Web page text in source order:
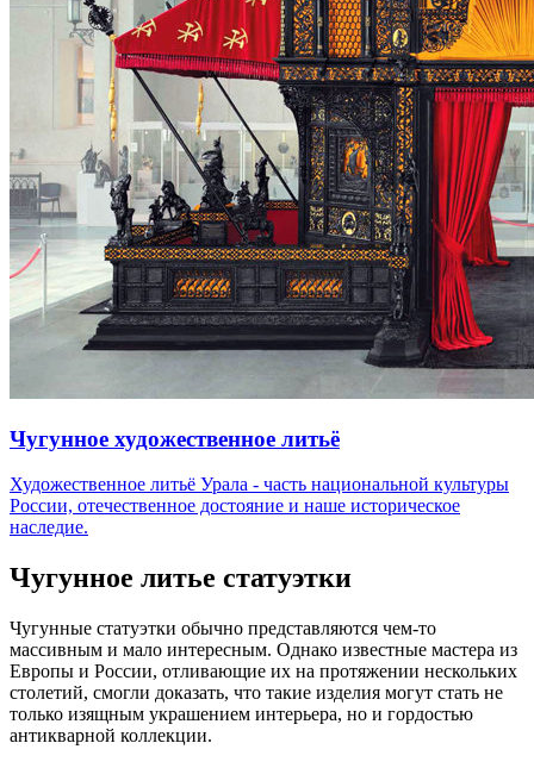
Чугунное художественное литьё
Художественное литьё Урала - часть национальной культуры
России, отечественное достояние и наше историческое
наследие.
Чугунное литье статуэтки
Чугунные статуэтки обычно представляются чем-то
массивным и мало интересным. Однако известные мастера из
Европы и России, отливающие их на протяжении нескольких
столетий, смогли доказать, что такие изделия могут стать не
только изящным украшением интерьера, но и гордостью
антикварной коллекции.